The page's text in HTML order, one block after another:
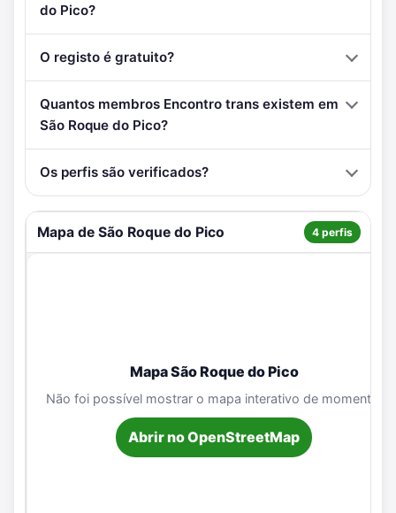
do Pico?
O registo é gratuito?
Quantos membros Encontro trans existem em
São Roque do Pico?
Os perfis são verificados?
Mapa de São Roque do Pico 4 perfis
Mapa São Roque do Pico
Não foi possível mostrar o mapa interativo de momento.
Abrir no OpenStreetMap